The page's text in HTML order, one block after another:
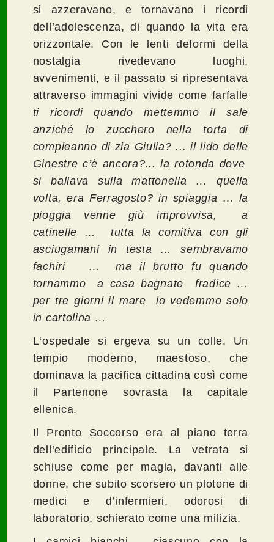
si azzeravano, e tornavano i ricordi
dell’adolescenza, di quando la vita era
orizzontale. Con le lenti deformi della
nostalgia rivedevano luoghi,
avvenimenti, e il passato si ripresentava
attraverso immagini vivide come farfalle
ti ricordi quando mettemmo il sale
anziché lo zucchero nella torta di
compleanno di zia Giulia? ... il lido delle
Ginestre c’è ancora?... la rotonda dove
si ballava sulla mattonella … quella
volta, era Ferragosto? in spiaggia … la
pioggia venne giù improvvisa, a
catinelle … tutta la comitiva con gli
asciugamani in testa … sembravamo
fachiri … ma il brutto fu quando
tornammo a casa bagnate fradice …
per tre giorni il mare lo vedemmo solo
in cartolina …
L‘ospedale si ergeva su un colle. Un
tempio moderno, maestoso, che
dominava la pacifica cittadina così come
il Partenone sovrasta la capitale
ellenica.
Il Pronto Soccorso era al piano terra
dell’edificio principale. La vetrata si
schiuse come per magia, davanti alle
donne, che subito scorsero un plotone di
medici e d’infermieri, odorosi di
laboratorio, schierato come una milizia.